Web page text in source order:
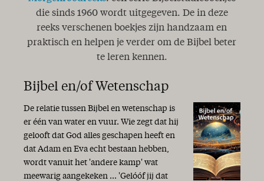
die sinds 1960 wordt uitgegeven. De in deze
reeks verschenen boekjes zijn handzaam en
praktisch en helpen je verder om de Bijbel beter
te leren kennen.
Bijbel en/of Wetenschap
De relatie tussen Bijbel en wetenschap is
er één van water en vuur. Wie zegt dat hij
gelooft dat God alles geschapen heeft en
dat Adam en Eva echt bestaan hebben,
wordt vanuit het 'andere kamp' wat
meewarig aangekeken ... 'Gelóóf jij dat